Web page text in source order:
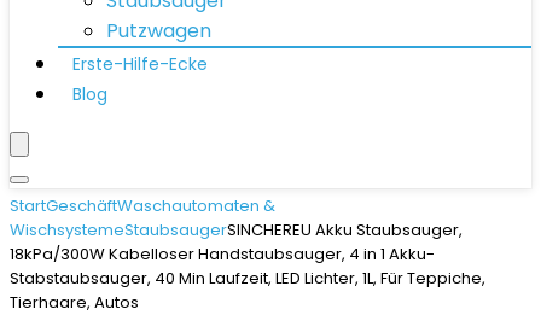
Putzwagen
Erste-Hilfe-Ecke
Blog
StartGeschäftWaschautomaten &
WischsystemeStaubsaugerSINCHEREU Akku Staubsauger,
18kPa/300W Kabelloser Handstaubsauger, 4 in 1 Akku-
Stabstaubsauger, 40 Min Laufzeit, LED Lichter, 1L, Für Teppiche,
Tierhaare, Autos